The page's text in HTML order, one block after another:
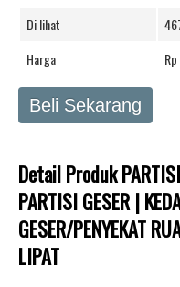
Di lihat
Harga
Beli Sekarang
Detail Produk
PARTISI GESER |
GESER/PENYEKAT
LIPAT